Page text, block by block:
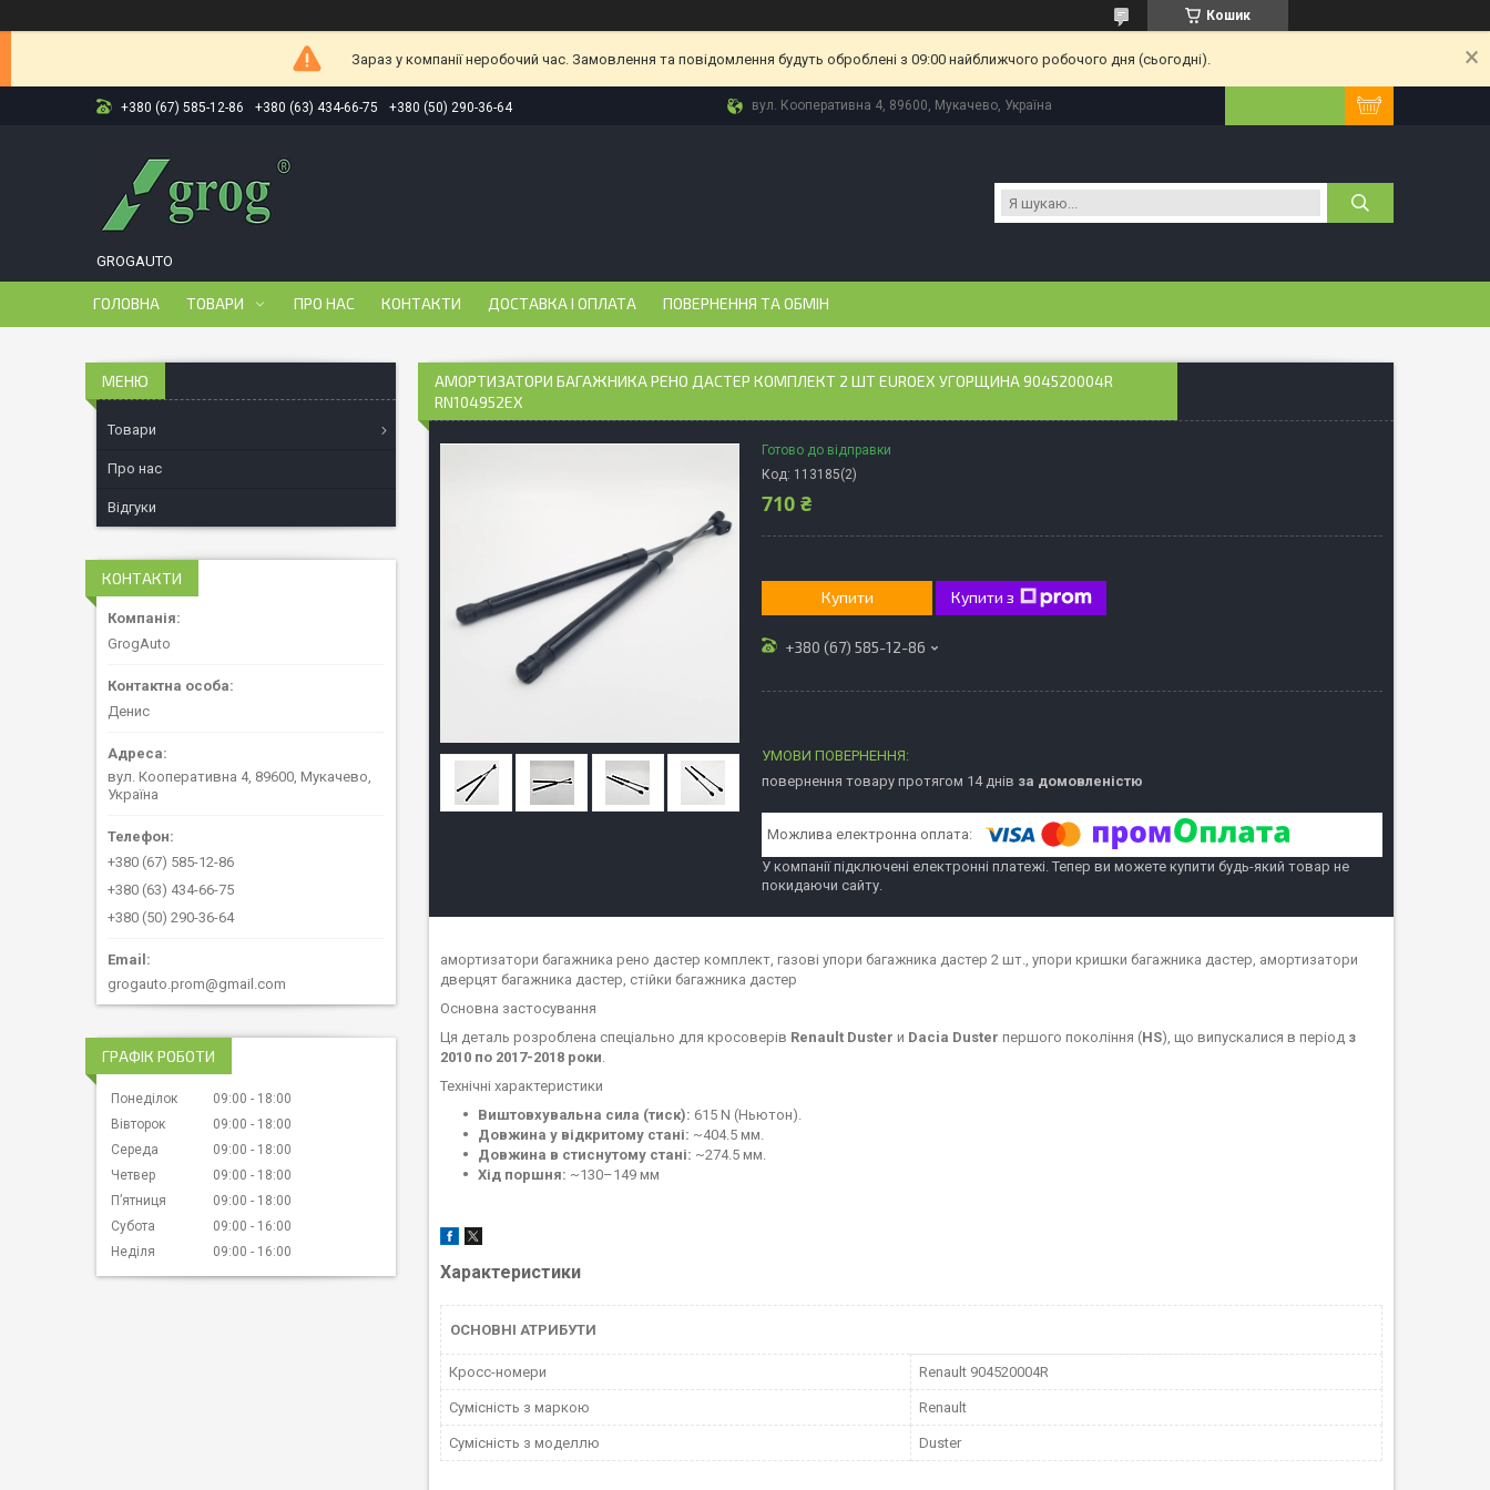
Кошик
Зараз у компанії неробочий час. Замовлення та повідомлення будуть оброблені з 09:00 найближчого робочого дня (сьогодні).
+380 (67) 585-12-86 +380 (63) 434-66-75 +380 (50) 290-36-64 вул. Кооперативна 4, 89600, Мукачево, Україна
GROGAUTO
ГОЛОВНА ТОВАРИ ПРО НАС КОНТАКТИ ДОСТАВКА І ОПЛАТА ПОВЕРНЕННЯ ТА ОБМІН
АМОРТИЗАТОРИ БАГАЖНИКА РЕНО ДАСТЕР КОМПЛЕКТ 2 ШТ EUROEX УГОРЩИНА 904520004R
RN104952EX
Готово до відправки
Код: 113185(2)
710 ₴
Купити Купити з
+380 (67) 585-12-86
повернення товару протягом 14 днів за домовленістю
У компанії підключені електронні платежі. Тепер ви можете купити будь-який товар не
покидаючи сайту.
амортизатори багажника рено дастер комплект, газові упори багажника дастер 2 шт., упори кришки багажника дастер, амортизатори
дверцят багажника дастер, стійки багажника дастер
Основна застосування
Ця деталь розроблена спеціально для кросоверів Renault Duster и Dacia Duster першого покоління (HS), що випускалися в період з
2010 по 2017-2018 роки
Технічні характеристики
Виштовхувальна сила (тиск): 615 N (Ньютон).
Довжина у відкритому стані: ~404.5 мм.
Довжина в стиснутому стані: ~274.5 мм.
Хід поршня: ~130–149 мм
Характеристики
ОСНОВНІ АТРИБУТИ
Кросс-номери Renault 904520004R
Сумісність з маркою Renault
Сумісність з моделлю Duster
Товари
Про нас
Відгуки
КОНТАКТИ
GrogAuto
Денис
вул. Кооперативна 4, 89600, Мукачево,
Україна
+380 (67) 585-12-86
+380 (63) 434-66-75
+380 (50) 290-36-64
grogauto.prom@gmail.com
ГРАФІК РОБОТИ
Понеділок 09:00
18:00
Вівторок
09:00
18:00
Середа
09:00
18:00
Четвер
09:00
18:00
Пʼятниця
09:00
18:00
Субота
09:00
16:00
Неділя
09:00 16:00